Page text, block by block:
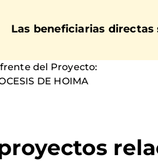
Las beneficiarias directas
del Proyecto:
DE HOIMA